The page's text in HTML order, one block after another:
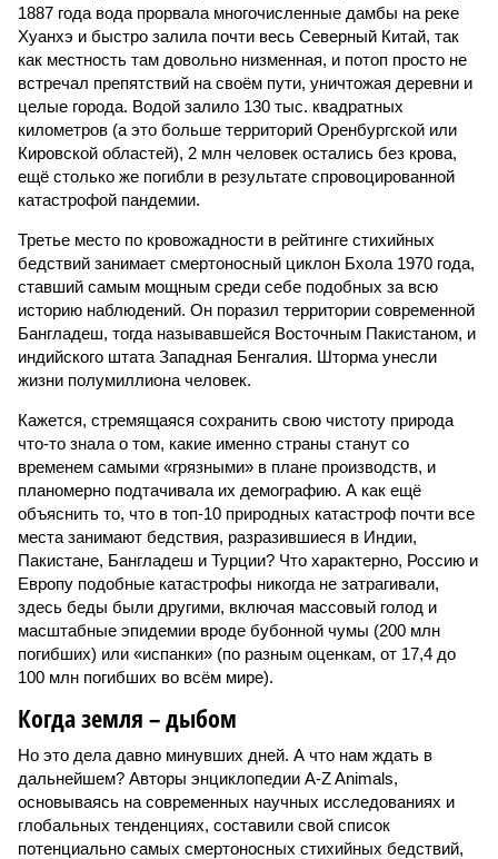
1887 года вода прорвала многочисленные дамбы на реке
Хуанхэ и быстро залила почти весь Северный Китай, так
как местность там довольно низменная, и потоп просто не
встречал препятствий на своём пути, уничтожая деревни и
целые города. Водой залило 130 тыс. квадратных
километров (а это больше территорий Оренбургской или
Кировской областей), 2 млн человек остались без крова,
ещё столько же погибли в результате спровоцированной
катастрофой пандемии.
Третье место по кровожадности в рейтинге стихийных
бедствий занимает смертоносный циклон Бхола 1970 года,
ставший самым мощным среди себе подобных за всю
историю наблюдений. Он поразил территории современной
Бангладеш, тогда называвшейся Восточным Пакистаном, и
индийского штата Западная Бенгалия. Шторма унесли
жизни полумиллиона человек.
Кажется, стремящаяся сохранить свою чистоту природа
что-то знала о том, какие именно страны станут со
временем самыми «грязными» в плане производств, и
планомерно подтачивала их демографию. А как ещё
объяснить то, что в топ-10 природных катастроф почти все
места занимают бедствия, разразившиеся в Индии,
Пакистане, Бангладеш и Турции? Что характерно, Россию и
Европу подобные катастрофы никогда не затрагивали,
здесь беды были другими, включая массовый голод и
масштабные эпидемии вроде бубонной чумы (200 млн
погибших) или «испанки» (по разным оценкам, от 17,4 до
100 млн погибших во всём мире).
Когда земля – дыбом
Но это дела давно минувших дней. А что нам ждать в
дальнейшем? Авторы энциклопедии A-Z Animals,
основываясь на современных научных исследованиях и
глобальных тенденциях, составили свой список
потенциально самых смертоносных стихийных бедствий,